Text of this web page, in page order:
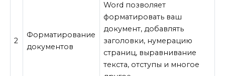
2
Форматирование
документов
Word позволяет
форматировать ваш
документ, добавлять
заголовки, нумерацию
страниц, выравнивание
текста, отступы и многое